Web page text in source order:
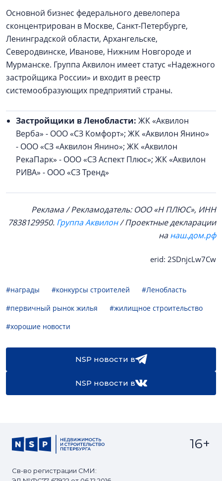
Основной бизнес федерального девелопера
сконцентрирован в Москве, Санкт-Петербурге,
Ленинградской области, Архангельске,
Северодвинске, Иванове, Нижним Новгороде и
Мурманске. Группа Аквилон имеет статус «Надежного
застройщика России» и входит в реестр
системообразующих предприятий страны.
Застройщики в Ленобласти: ЖК «Аквилон
Верба» - ООО «СЗ Комфорт»; ЖК «Аквилон Янино»
- ООО «СЗ «Аквилон Янино»; ЖК «Аквилон
РекаПарк» - ООО «СЗ Аспект Плюс»; ЖК «Аквилон
РИВА» - ООО «СЗ Тренд»
Реклама / Рекламодатель: ООО «Н ПЛЮС», ИНН
7838129950. Группа Аквилон/ Проектные декларации
нанаш.дом.рф
erid: 2SDnjcLw7Cw
#награды #конкурсы строителей
#Ленобласть
#первичный рынок жилья
#жилищное строительство
#хорошие новости
NSP новости в
NSP новости в
Св-во регистрации СМИ:
16+